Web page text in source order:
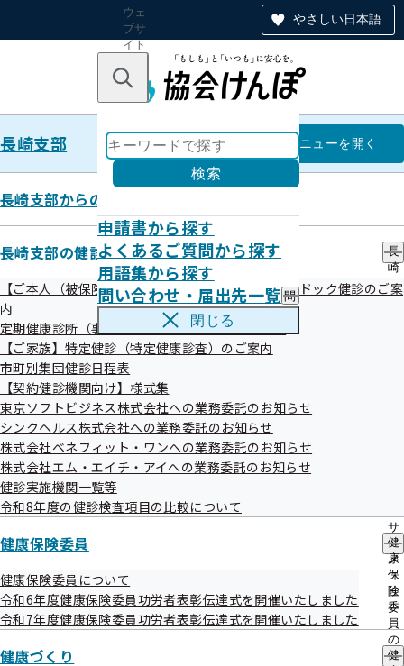
やさしい日本語
ウェ
ブサ
イト
のナ
ン
キーワードで探す
検索
申請書から探す
よくあるご質問から探す
用語集から探す
問い合わせ・届出先一覧 問
い
出
一
覧
の
閉じる
長崎支部 長崎支部
メニューを開く
長崎支部からのお知らせ
長崎支部の健診・保健指導のご案内
長
崎
支
部
サ
ブ
メ
ニ
ュ
ー
【ご本人（被保険者）】生活習慣病予防健診・人間ドック健診のご案
内
定期健康診断（事業者健診）結果の提供のお願い
【ご家族】特定健診（特定健康診査）のご案内
市町別集団健診日程表
【契約健診機関向け】様式集
東京ソフトビジネス株式会社への業務委託のお知らせ
シンクヘルス株式会社への業務委託のお知らせ
株式会社ベネフィット・ワンへの業務委託のお知らせ
株式会社エム・エイチ・アイへの業務委託のお知らせ
健診実施機関一覧等
令和8年度の健診検査項目の比較について
健康保険委員
健
康
保
険
委
員
の
サ
健康保険委員について
令和6年度健康保険委員功労者表彰伝達式を開催いたしました
令和7年度健康保険委員功労者表彰伝達式を開催いたしました
健康づくり
健
協会けんぽ長崎支部メールマガジ
ン 第143号
令和07年04月15日
◆◆◆◆◆
——————————————————————————————
◆◆◆◆　　協会けんぽ長崎支部
◆◆◆　　　　　　　 メールマガジン　第143号
◆◆　　　　　　　　　　　　　　　　　　　　　　　　 令和7年3
月25日発行
◆＿＿＿＿＿＿＿＿＿＿＿＿＿＿
K_Y_O_U_K_A_I_K_E_N_P_O__N_A_G_A_S_A_K_I＿＿＿
こんにちは。協会けんぽ長崎支部です。
だんだんと春の陽気を感じる季節となりましたね。
この時期は新年度に向けた準備で忙しい日々をお過ごしの方も多いか
と思います。